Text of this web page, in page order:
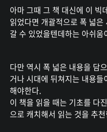
아마 그때 그 책 대신에 이 빅
읽었다면 개괄적으로 폭 넓
갈 수 있었을텐데하는 아쉬움
다만 역시 폭 넓은 내용을 담
거나 시대에 뒤쳐지는 내용
해야한다.
이 책을 읽을 때는 기초를 다
으로 캐치해서 읽는 것을 추